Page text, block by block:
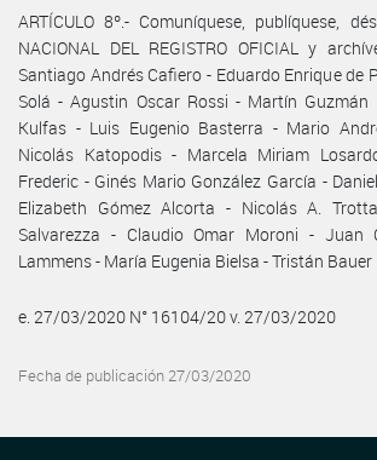
ARTÍCULO 8º.- Comuníquese, publíquese,
NACIONAL DEL REGISTRO OFICIAL y
Santiago Andrés Cafiero - Eduardo Enrique de
Solá - Agustin Oscar Rossi - Martín Guzmán
Kulfas - Luis Eugenio Basterra - Mario
Nicolás Katopodis - Marcela Miriam
Frederic - Ginés Mario González García -
Elizabeth Gómez Alcorta - Nicolás A.
Salvarezza - Claudio Omar Moroni - Juan
Lammens - María Eugenia Bielsa - Tristán Bauer
e. 27/03/2020 N° 16104/20 v. 27/03/2020
Fecha de publicación 27/03/2020